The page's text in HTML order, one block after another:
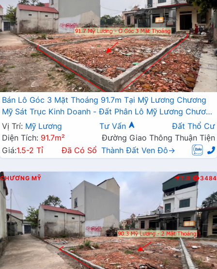
Bán Lô Góc 3 Mặt Thoáng 91.7m Tại Mỹ Lương Chương
Mỹ Sát Trục Kinh Doanh - Đất Phân Lô Mỹ Lương Chương
Mỹ
Vị Trí: Mỹ Lương Tư Vấn
Đất Thổ Cư
Diện Tích: 91.7m²
Đường Giao Thông Thuận Tiện
Giá:1.5-2 Tỉ Đã Có Sổ Thành Đất Ven Đô→
CHƯƠNG MỸ T.B 3484